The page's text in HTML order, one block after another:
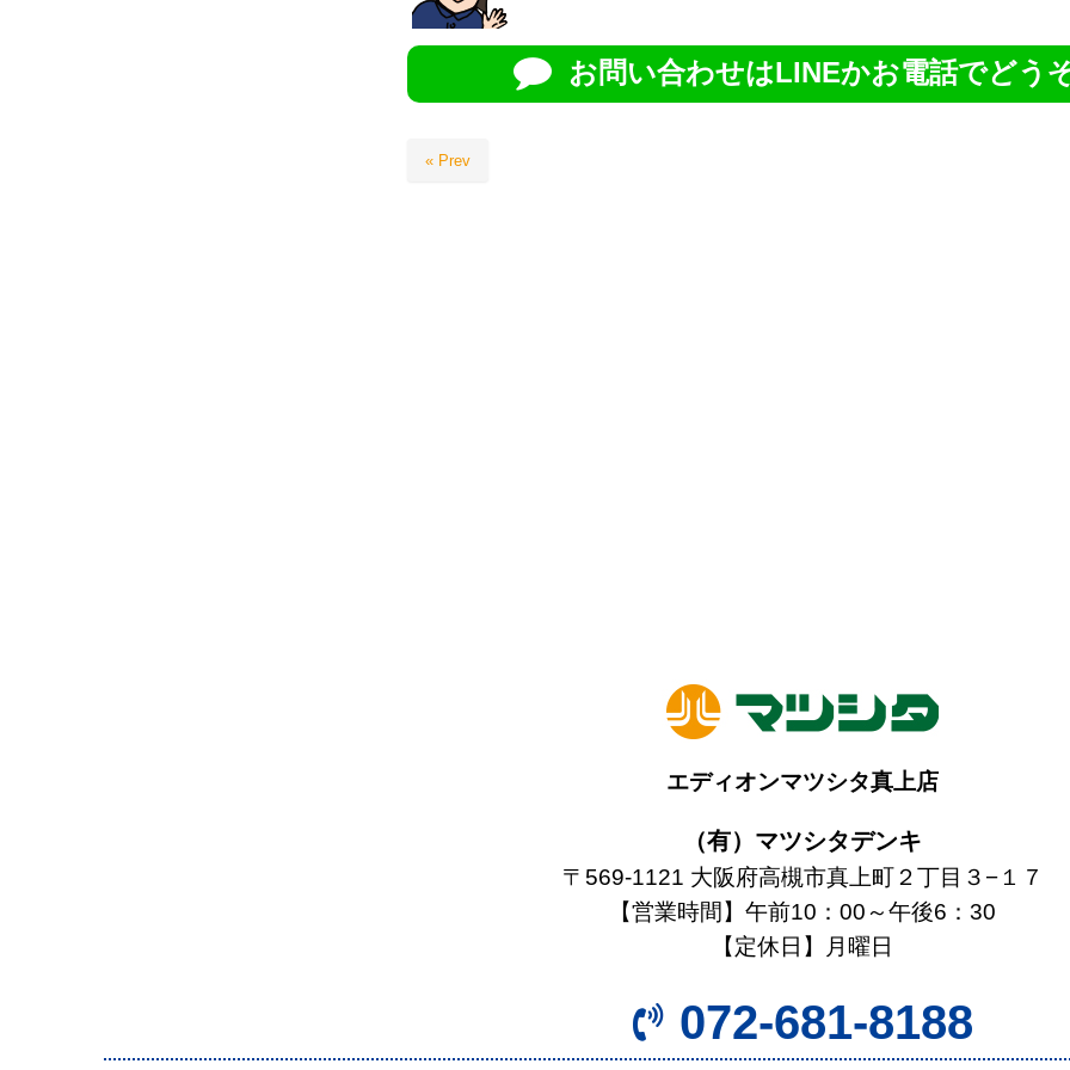
お問い合わせはLINEかお電話でどう
« Prev
エディオンマツシタ真上店
（有）マツシタデンキ
〒569-1121 大阪府高槻市真上町２丁目３−１７
【営業時間】午前10：00～午後6：30
【定休日】月曜日
072-681-8188